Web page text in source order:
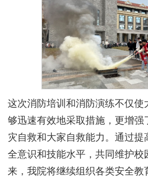
这次消防培训和消防演练不仅使
够迅速有效地采取措施，更增强
灾自救和大家自救能力。通过
全意识和技能水平，共同维护校
来，我院将继续组织各类安全教